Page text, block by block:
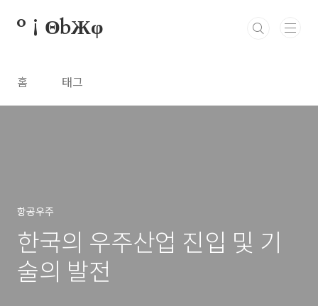
º¡ΘbЖφ
홈 태그
항공우주
한국의 우주산업 진입 및 기
술의 발전